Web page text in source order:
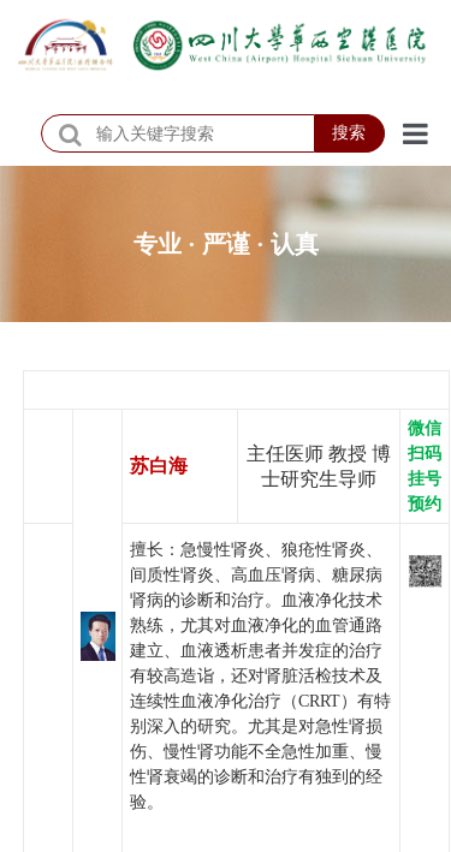
搜索
院务公开
健康须知
专业 · 严谨 · 认真
苏白海
主任医师 教授 博
士研究生导师
微信
扫码
挂号
预约
擅长：急慢性肾炎、狼疮性肾炎、
间质性肾炎、高血压肾病、糖尿病
肾病的诊断和治疗。血液净化技术
熟练，尤其对血液净化的血管通路
建立、血液透析患者并发症的治疗
有较高造诣，还对肾脏活检技术及
连续性血液净化治疗（CRRT）有特
别深入的研究。尤其是对急性肾损
伤、慢性肾功能不全急性加重、慢
性肾衰竭的诊断和治疗有独到的经
验。